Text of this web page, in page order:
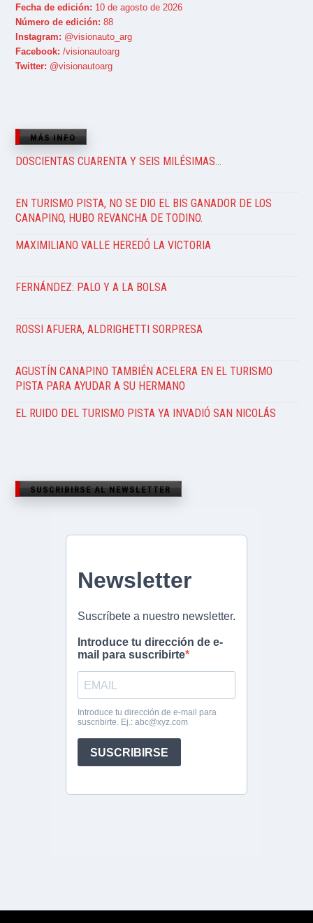
Fecha de edición: 10 de agosto de 2026
Número de edición: 88
Instagram: @visionauto_arg
Facebook: /visionautoarg
Twitter: @visionautoarg
MÁS INFO
DOSCIENTAS CUARENTA Y SEIS MILÉSIMAS…
EN TURISMO PISTA, NO SE DIO EL BIS GANADOR DE LOS
CANAPINO, HUBO REVANCHA DE TODINO.
MAXIMILIANO VALLE HEREDÓ LA VICTORIA
FERNÁNDEZ: PALO Y A LA BOLSA
ROSSI AFUERA, ALDRIGHETTI SORPRESA
AGUSTÍN CANAPINO TAMBIÉN ACELERA EN EL TURISMO
PISTA PARA AYUDAR A SU HERMANO
EL RUIDO DEL TURISMO PISTA YA INVADIÓ SAN NICOLÁS
SUSCRIBIRSE AL NEWSLETTER